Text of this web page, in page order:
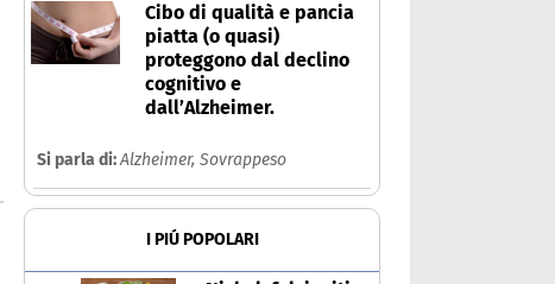
Cibo di qualità e pancia
piatta (o quasi)
proteggono dal declino
cognitivo e
dall’Alzheimer.
Si parla di:Alzheimer, Sovrappeso
I PIÚ POPOLARI